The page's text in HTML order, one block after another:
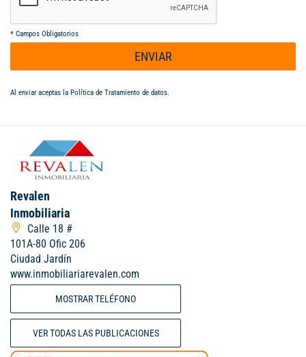
* Campos Obligatorios
ENVIAR
Al enviar aceptas la Política de Tratamiento de datos.
Revalen
Inmobiliaria
Calle 18 #
101A-80 Ofic 206
Ciudad Jardín
www.inmobiliariarevalen.com
MOSTRAR TELÉFONO
VER TODAS LAS PUBLICACIONES